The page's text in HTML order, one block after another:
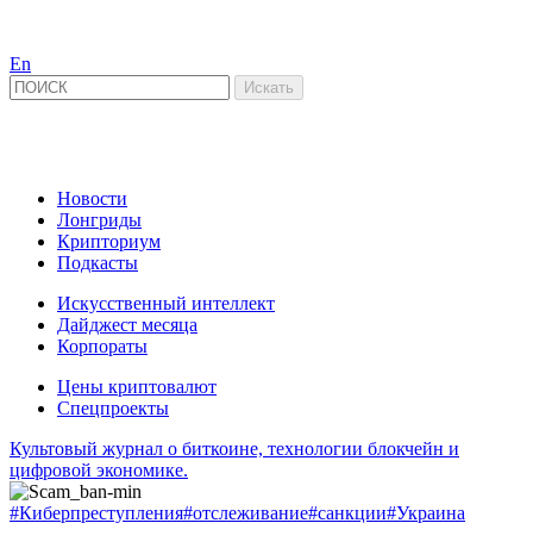
En
Новости
Лонгриды
Крипториум
Подкасты
Искусственный интеллект
Дайджест месяца
Корпораты
Цены криптовалют
Спецпроекты
Культовый журнал о биткоине, технологии блокчейн и
цифровой экономике.
#Киберпреступления#отслеживание#санкции#Украина